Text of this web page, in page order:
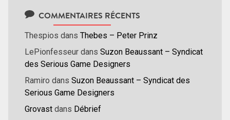
COMMENTAIRES RÉCENTS
Thespios dans Thebes – Peter Prinz
LePionfesseur dans Suzon Beaussant – Syndicat
des Serious Game Designers
Ramiro dans Suzon Beaussant – Syndicat des
Serious Game Designers
Grovast dans Débrief